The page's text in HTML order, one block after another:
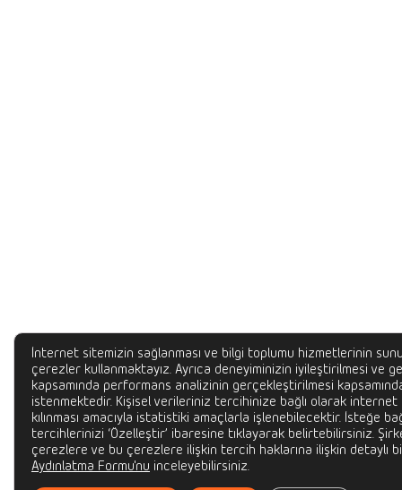
İnternet sitemizin sağlanması ve bilgi toplumu hizmetlerinin
çerezler kullanmaktayız. Ayrıca deneyiminizin iyileştirilmesi ve
kapsamında performans analizinin gerçekleştirilmesi
istenmektedir. Kişisel verileriniz tercihinize bağlı olarak internet
kılınması amacıyla istatistiki amaçlarla işlenebilecektir. İsteğe
tercihlerinizi ‘Özelleştir’ ibaresine tıklayarak belirtebilirsiniz.
çerezlere ve bu çerezlere ilişkin tercih haklarına ilişkin detaylı
Aydınlatma Formu'nu inceleyebilirsiniz.